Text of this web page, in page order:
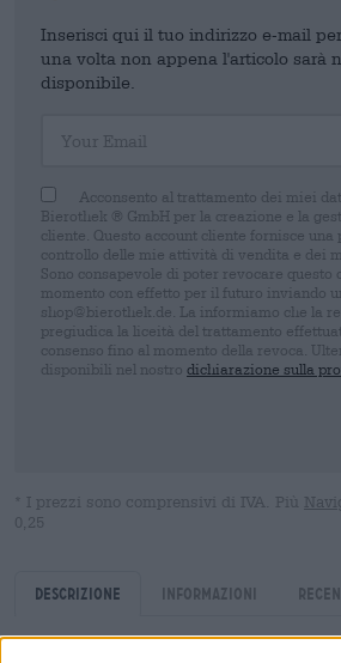
Inserisci qui il tuo indirizzo e-mail
una volta non appena l'articolo sarà
disponibile.
Acconsento al trattamento dei miei
Bierothek ® GmbH per la creazione e la
cliente. Questo account cliente fornisce una
controllo delle mie attività di vendita e dei
Sono consapevole di poter revocare questo
momento con effetto per il futuro inviando
shop@bierothek.de. La informiamo che la
pregiudica la liceità del trattamento
consenso fino al momento della revoca.
disponibili nel nostro dichiarazione sulla
* I prezzi sono comprensivi di IVA. Più
0,25
Descrizione Informazioni